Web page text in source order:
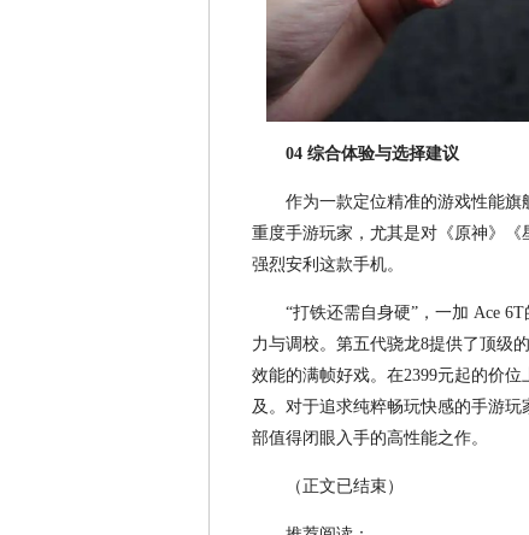
04 综合体验与选择建议
作为一款定位精准的游戏性能旗
重度手游玩家，尤其是对《原神》《
强烈安利这款手机。
“打铁还需自身硬”，一加 Ace
力与调校。第五代骁龙8提供了顶级
效能的满帧好戏。在2399元起的价
及。对于追求纯粹畅玩快感的手游
部值得闭眼入手的高性能之作。
（正文已结束）